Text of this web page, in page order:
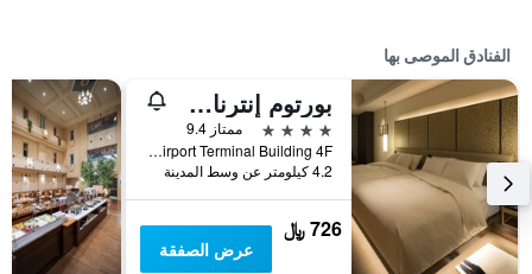
الفنادق الموصى بها
بورتوم إنترناشونال هوكايدو
4 نجوم
ممتاز 9.4
New Chitose Airport Terminal Building 4F, تشيتوز, اليابان
4.2 كيلومتر عن وسط المدينة
726 ﷼
عرض الصفقة